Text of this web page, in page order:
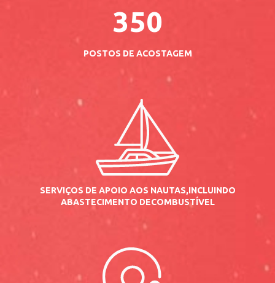
350
POSTOS DE ACOSTAGEM
SERVIÇOS DE APOIO AOS NAUTAS,INCLUINDO
ABASTECIMENTO DECOMBUSTÍVEL